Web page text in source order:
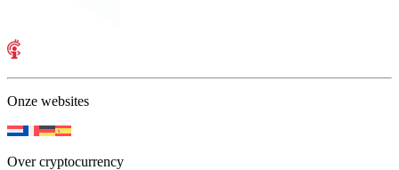
Onze websites
Over cryptocurrency